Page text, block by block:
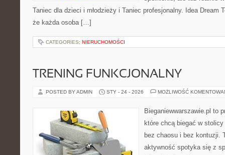
Taniec dla dzieci i młodzieży i Taniec profesjonalny. Idea Dream
że każda osoba […]
CATEGORIES: NIERUCHOMOŚCI
TRENING FUNKCJONALNY
POSTED BY ADMIN STY - 24 - 2026 MOŻLIWOŚĆ
Bieganiewwarszawie.pl to
które chcą biegać w
bez chaosu i bez kontuzji.
aktywność spotyka się z